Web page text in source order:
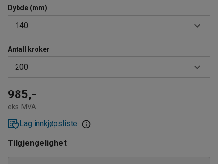
Dybde (mm)
140
80
140
205
Antall kroker
200
50
100
200
300
985,-
eks. MVA
Lag innkjøpsliste
Tilgjengelighet